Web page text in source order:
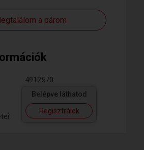
a párom
4912570
Belépve láthatod
Regisztrálok